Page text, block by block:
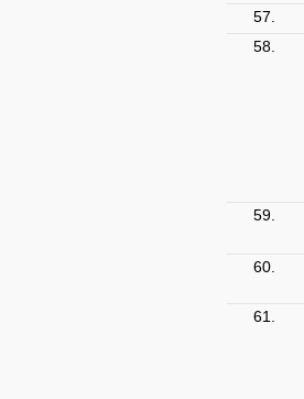
57.
58.
59.
60.
61.